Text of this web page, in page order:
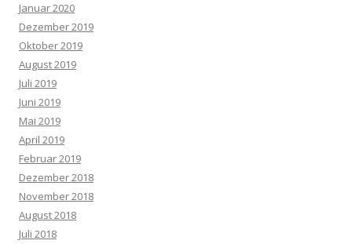
Januar 2020
Dezember 2019
Oktober 2019
August 2019
Juli 2019
Juni 2019
Mai 2019
April 2019
Februar 2019
Dezember 2018
November 2018
August 2018
Juli 2018